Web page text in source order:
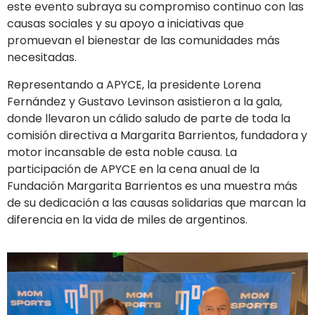
este evento subraya su compromiso continuo con las
causas sociales y su apoyo a iniciativas que
promuevan el bienestar de las comunidades más
necesitadas.
Representando a APYCE, la presidente Lorena
Fernández y Gustavo Levinson asistieron a la gala,
donde llevaron un cálido saludo de parte de toda la
comisión directiva a Margarita Barrientos, fundadora y
motor incansable de esta noble causa. La
participación de APYCE en la cena anual de la
Fundación Margarita Barrientos es una muestra más
de su dedicación a las causas solidarias que marcan la
diferencia en la vida de miles de argentinos.